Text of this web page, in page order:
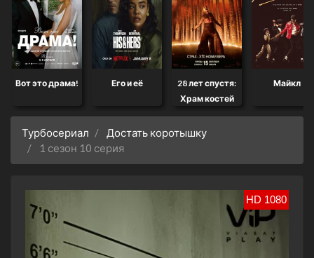
Вот это драма! Его и её
28 лет спустя:
Храм костей
Майкл
Турбосериал
Достать коротышку
1 сезон 10 серия
HD 1080